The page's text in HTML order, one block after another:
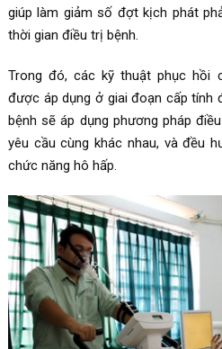
giúp làm giảm số đợt kịch phát
thời gian điều trị bệnh.
Trong đó, các kỹ thuật phục hồi
được áp dụng ở giai đoạn cấp tính
bệnh sẽ áp dụng phương pháp
yêu cầu cùng khác nhau, và đều
chức năng hô hấp.